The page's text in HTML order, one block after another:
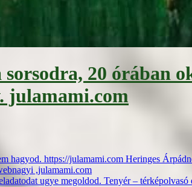
20 órában
julamami.com
hagyod. https://julamami.com Heringes
,julamami.com
ugye megoldod. Tenyér –